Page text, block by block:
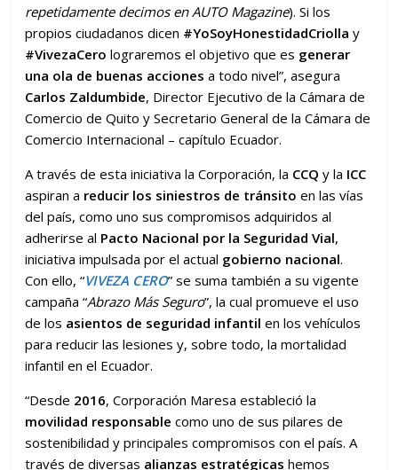
repetidamente decimos en AUTO Magazine). Si los
propios ciudadanos dicen #YoSoyHonestidadCriolla y
#VivezaCero lograremos el objetivo que es generar
una ola de buenas acciones a todo nivel”, asegura
Carlos Zaldumbide, Director Ejecutivo de la Cámara de
Comercio de Quito y Secretario General de la Cámara de
Comercio Internacional – capítulo Ecuador.
A través de esta iniciativa la Corporación, la CCQ y la ICC
aspiran a reducir los siniestros de tránsito en las vías
del país, como uno sus compromisos adquiridos al
adherirse al Pacto Nacional por la Seguridad Vial,
iniciativa impulsada por el actual gobierno nacional.
Con ello, “VIVEZA CERO” se suma también a su vigente
campaña “Abrazo Más Seguro”, la cual promueve el uso
de los asientos de seguridad infantil en los vehículos
para reducir las lesiones y, sobre todo, la mortalidad
infantil en el Ecuador.
“Desde 2016, Corporación Maresa estableció la
movilidad responsable como uno de sus pilares de
sostenibilidad y principales compromisos con el país. A
través de diversas alianzas estratégicas hemos